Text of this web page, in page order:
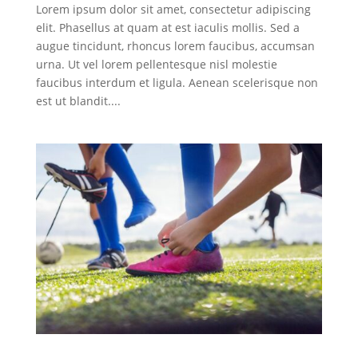
Lorem ipsum dolor sit amet, consectetur adipiscing
elit. Phasellus at quam at est iaculis mollis. Sed a
augue tincidunt, rhoncus lorem faucibus, accumsan
urna. Ut vel lorem pellentesque nisl molestie
faucibus interdum et ligula. Aenean scelerisque non
est ut blandit....